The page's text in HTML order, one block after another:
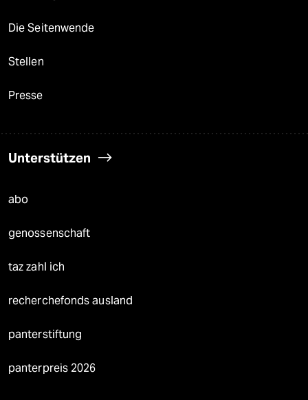
Die Seitenwende
Stellen
Presse
Unterstützen
abo
genossenschaft
taz zahl ich
recherchefonds ausland
panterstiftung
panterpreis 2026